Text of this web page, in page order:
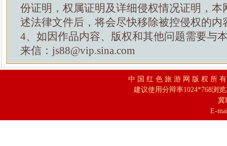
份证明，权属证明及详细侵权情况证明，本
述法律文件后，将会尽快移除被控侵权的内
4、如因作品内容、版权和其他问题需要与
来信：js88@vip.sina.com
中 国 红 色 旅 游 网 版 权 所
建议使用分辩率1024*768浏
冀
E-